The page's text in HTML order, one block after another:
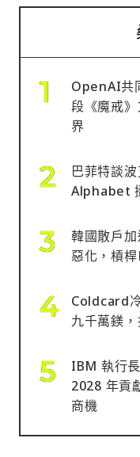
OpenAI共
段《魔戒
界
巴菲特談
Alphabet
韓國散戶
惡化，槓
Coldcard
九千萬鎂
IBM 執行
2028 年貢
商機